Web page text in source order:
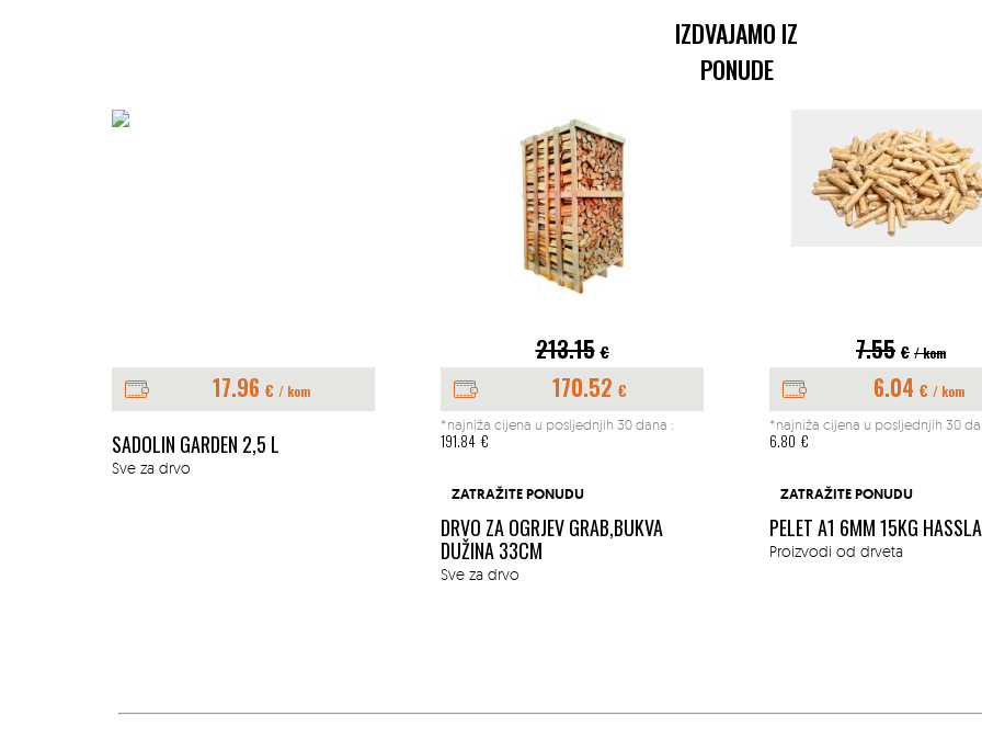
IZDVAJAMO IZ
PONUDE
17.96 € / kom
SADOLIN GARDEN 2,5 L
Sve za drvo
213.15 €
170.52 €
*najniža cijena u posljednjih 30 dana :
191.84 €
ZATRAŽITE PONUDU
DRVO ZA OGRJEV GRAB,BUKVA
DUŽINA 33CM
Sve za drvo
7.55 € / kom
6.04 € / kom
*najniža cijena u posljednjih 30
6.80 €
ZATRAŽITE PONUDU
PELET A1 6MM 15KG
Proizvodi od drveta